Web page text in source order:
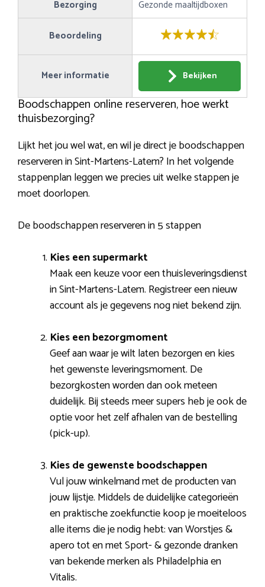
Bezorging Gezonde maaltijdboxen
Beoordeling
Meer informatie Bekijken
Boodschappen online reserveren, hoe werkt
thuisbezorging?
Lijkt het jou wel wat, en wil je direct je boodschappen
reserveren in Sint-Martens-Latem? In het volgende
stappenplan leggen we precies uit welke stappen je
moet doorlopen.
De boodschappen reserveren in 5 stappen
Kies een supermarkt
Maak een keuze voor een thuisleveringsdienst
in Sint-Martens-Latem. Registreer een nieuw
account als je gegevens nog niet bekend zijn.
Kies een bezorgmoment
Geef aan waar je wilt laten bezorgen en kies
het gewenste leveringsmoment. De
bezorgkosten worden dan ook meteen
duidelijk. Bij steeds meer supers heb je ook de
optie voor het zelf afhalen van de bestelling
(pick-up).
Kies de gewenste boodschappen
Vul jouw winkelmand met de producten van
jouw lijstje. Middels de duidelijke categorieën
en praktische zoekfunctie koop je moeiteloos
alle items die je nodig hebt: van Worstjes &
apero tot en met Sport- & gezonde dranken
van bekende merken als Philadelphia en
Vitalis.